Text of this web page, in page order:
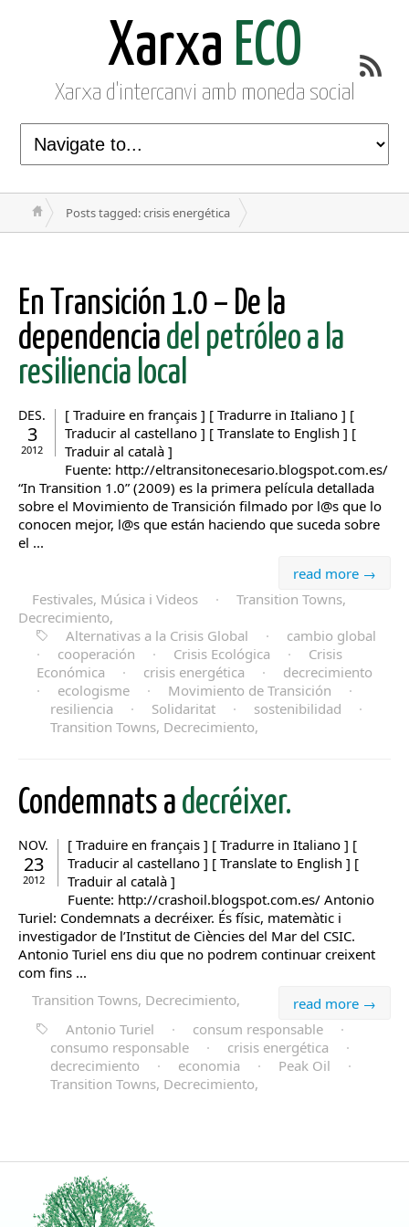
Xarxa ECO
Xarxa d'intercanvi amb moneda social
Posts tagged: crisis energética
En Transición 1.0 – De la
dependencia del petróleo a la
resiliencia local
DES.
3
2012
[ Traduire en français ] [ Tradurre in Italiano ] [
Traducir al castellano ] [ Translate to English ] [
Traduir al català ]
Fuente: http://eltransitonecesario.blogspot.com.es/
“In Transition 1.0” (2009) es la primera película detallada
sobre el Movimiento de Transición filmado por l@s que lo
conocen mejor, l@s que están haciendo que suceda sobre
el ...
read more →
Festivales, Música i Videos
·
Transition Towns,
Decrecimiento,
Alternativas a la Crisis Global
·
cambio global
·
cooperación · Crisis Ecológica ·
Crisis
Económica
· crisis energética ·
decrecimiento
·
ecologisme · Movimiento de Transición
·
resiliencia
· Solidaritat · sostenibilidad
·
Transition Towns, Decrecimiento,
Condemnats a decréixer.
NOV.
23
2012
[ Traduire en français ] [ Tradurre in Italiano ] [
Traducir al castellano ] [ Translate to English ] [
Traduir al català ]
Fuente: http://crashoil.blogspot.com.es/ Antonio
Turiel: Condemnats a decréixer. És físic, matemàtic i
investigador de l’Institut de Ciències del Mar del CSIC.
Antonio Turiel ens diu que no podrem continuar creixent
com fins ...
read more →
Transition Towns, Decrecimiento,
Antonio Turiel
· consum responsable
·
consumo responsable
· crisis energética
·
decrecimiento
· economia · Peak Oil
·
Transition Towns, Decrecimiento,